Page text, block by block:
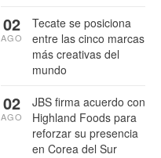
Tecate se posiciona
entre las cinco marcas
más creativas del
mundo
02
AGO
JBS firma acuerdo con
Highland Foods para
reforzar su presencia
en Corea del Sur
02
AGO